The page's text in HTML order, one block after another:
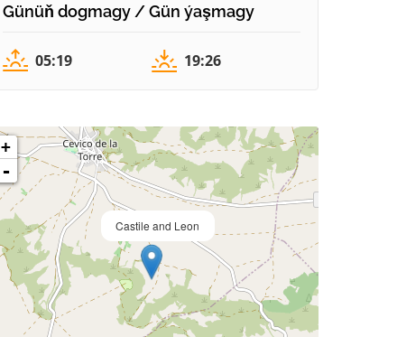
Günüň dogmagy / Gün ýaşmagy
05:19 19:26
Castile and Leon
+
-